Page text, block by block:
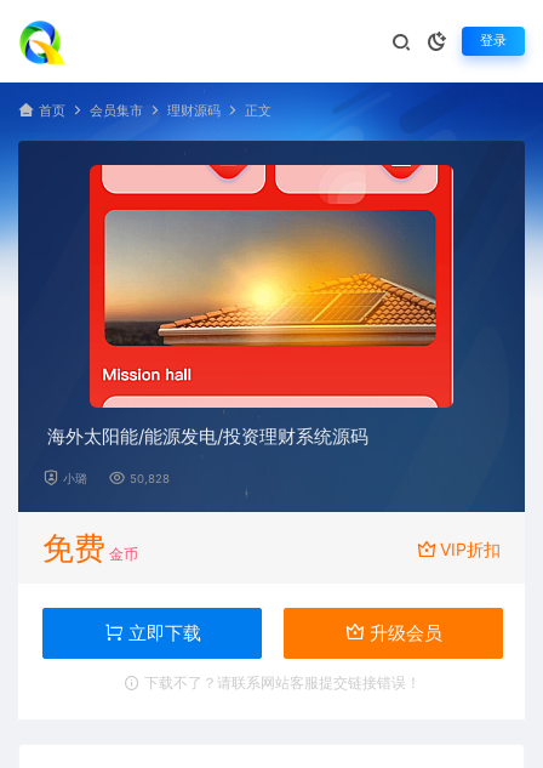
登录
首页 会员集市 理财源码 正文
海外太阳能/能源发电/投资理财系统源码
小璐 50,828
免费 金币 VIP折扣
立即下载 升级会员
下载不了？请联系网站客服提交链接错误！